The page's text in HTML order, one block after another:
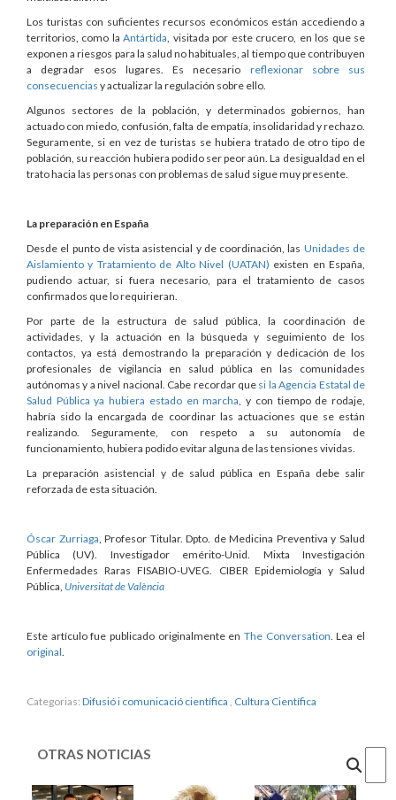
Los turistas con suficientes recursos económicos están accediendo a
territorios, como laAntártida , visitada por este crucero, en los que se
exponen a riesgos para la salud no habituales, al tiempo que contribuyen
a degradar esos lugares. Es necesario reflexionar sobre sus
consecuencias y actualizar la regulación sobre ello.
Algunos sectores de la población, y determinados gobiernos, han
actuado con miedo, confusión, falta de empatía, insolidaridad y rechazo.
Seguramente, si en vez de turistas se hubiera tratado de otro tipo de
población, su reacción hubiera podido ser peor aún. La desigualdad en el
trato hacia las personas con problemas de salud sigue muy presente.
La preparación en España
Desde el punto de vista asistencial y de coordinación, las Unidades de
Aislamiento y Tratamiento de Alto Nivel (UATAN) existen en España,
pudiendo actuar, si fuera necesario, para el tratamiento de casos
confirmados que lo requirieran.
Por parte de la estructura de salud pública, la coordinación de
actividades, y la actuación en la búsqueda y seguimiento de los
contactos, ya está demostrando la preparación y dedicación de los
profesionales de vigilancia en salud pública en las comunidades
autónomas y a nivel nacional. Cabe recordar que si la Agencia Estatal de
Salud Pública ya hubiera estado en marcha , y con tiempo de rodaje,
habría sido la encargada de coordinar las actuaciones que se están
realizando. Seguramente, con respeto a su autonomía de
funcionamiento, hubiera podido evitar alguna de las tensiones vividas.
La preparación asistencial y de salud pública en España debe salir
reforzada de esta situación.
Óscar Zurriaga , Profesor Titular. Dpto. de Medicina Preventiva y Salud
Pública (UV). Investigador emérito-Unid. Mixta Investigación
Enfermedades Raras FISABIO-UVEG. CIBER Epidemiología y Salud
Pública, Universitat de València
Este artículo fue publicado originalmente en The Conversation . Lea el
original
Categorias: Difusió i comunicació científica Cultura Científica
OTRAS NOTICIAS